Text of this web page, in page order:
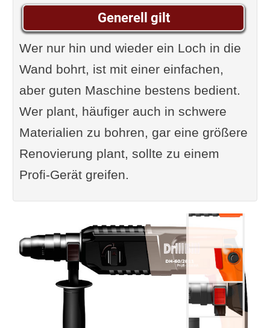
Generell gilt
Wer nur hin und wieder ein Loch in die
Wand bohrt, ist mit einer einfachen,
aber guten Maschine bestens bedient.
Wer plant, häufiger auch in schwere
Materialien zu bohren, gar eine größere
Renovierung plant, sollte zu einem
Profi-Gerät greifen.